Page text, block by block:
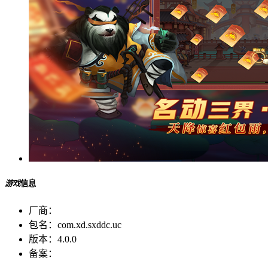
游戏信息
厂商：
包名： com.xd.sxddc.uc
版本： 4.0.0
备案：